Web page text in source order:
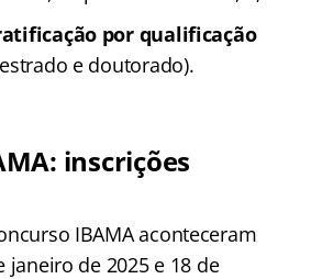
por qualificação
e doutorado).
inscrições
IBAMA aconteceram
janeiro de 2025 e 18 de